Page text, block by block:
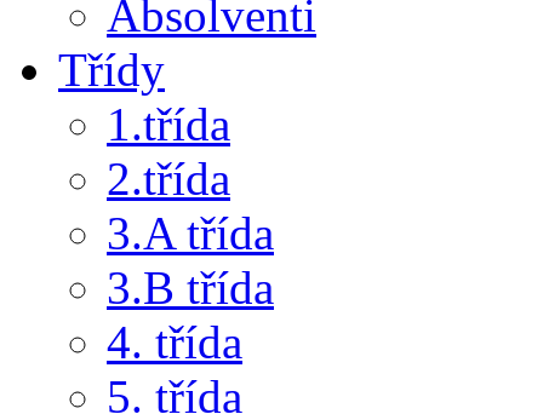
Absolventi
Třídy
1.třída
2.třída
3.A třída
3.B třída
4. třída
5. třída